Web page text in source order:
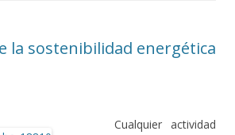
la sostenibilidad energética
Cualquier actividad